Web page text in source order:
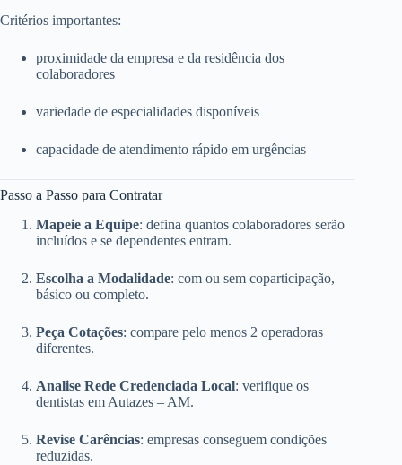
Critérios importantes:
proximidade da empresa e da residência dos
colaboradores
variedade de especialidades disponíveis
capacidade de atendimento rápido em urgências
Passo a Passo para Contratar
Mapeie a Equipe: defina quantos colaboradores serão
incluídos e se dependentes entram.
Escolha a Modalidade: com ou sem coparticipação,
básico ou completo.
Peça Cotações: compare pelo menos 2 operadoras
diferentes.
Analise Rede Credenciada Local: verifique os
dentistas em Autazes – AM.
Revise Carências: empresas conseguem condições
reduzidas.